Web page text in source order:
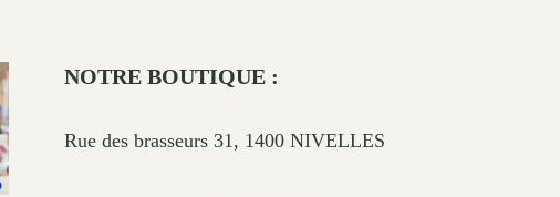
NOTRE BOUTIQUE :
Rue des brasseurs 31, 1400 NIVELLES